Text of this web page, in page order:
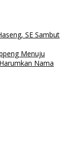
SE Sambut
Menuju
Nama